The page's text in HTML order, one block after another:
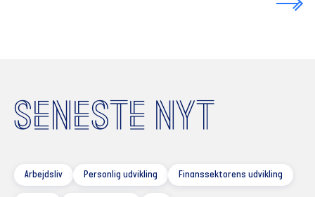
SENESTE NYT
Arbejdsliv Personlig udvikling Finanssektorens udvikling